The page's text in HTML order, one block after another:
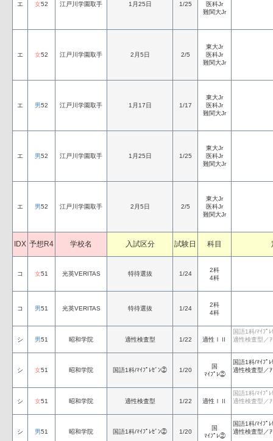
エ 女52 江戸川学園取手 1月25日 1/25
医科Jr
難関大Jr
エ 女52 江戸川学園取手 2月5日 2/5
東大Jr
医科Jr
難関大Jr
エ 男52 江戸川学園取手 1月17日 1/17
東大Jr
医科Jr
難関大Jr
エ 男52 江戸川学園取手 1月25日 1/25
東大Jr
医科Jr
難関大Jr
エ 男52 江戸川学園取手 2月5日 2/5
東大Jr
医科Jr
難関大Jr
IDX 予想R4 学校名 入試区分 試験日 科目
コ 女51 光英VERITAS 特待選抜 1/24
2科
4科
コ 男51 光英VERITAS 特待選抜 1/24
2科
4科
シ 男51 昭和学院 適性検査型 1/22 適性ⅠⅡ
国語1科/ﾏｲﾌﾟ
適性検査型／ｱ
シ 女51 昭和学院 国語1科/ﾏｲﾌﾟﾚｾﾞﾝ② 1/20
国
ﾏｲﾌﾟﾚ②
国語1科/ﾏｲﾌﾟ
適性検査型／ｱ
シ 女51 昭和学院 適性検査型 1/22 適性ⅠⅡ
国語1科/ﾏｲﾌﾟ
適性検査型／ｱ
シ 男51 昭和学院 国語1科/ﾏｲﾌﾟﾚｾﾞﾝ② 1/20
国
ﾏｲﾌﾟﾚ②
国語1科/ﾏｲﾌﾟ
適性検査型／ｱ